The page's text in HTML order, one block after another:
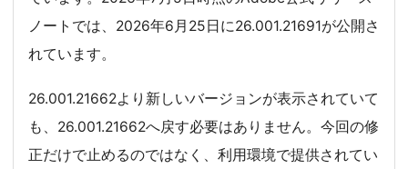
ノートでは、2026年6月25日に26.001.21691が公開さ
れています。
26.001.21662より新しいバージョンが表示されていて
も、26.001.21662へ戻す必要はありません。今回の修
正だけで止めるのではなく、利用環境で提供されてい